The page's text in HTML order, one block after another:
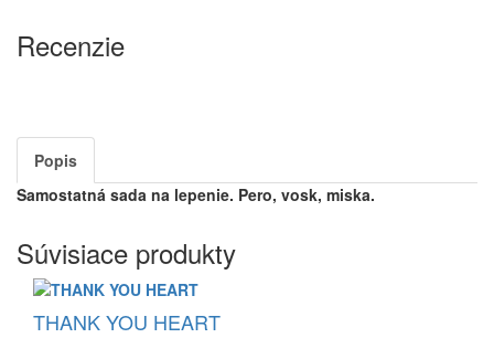
Recenzie
Popis
Samostatná sada na lepenie. Pero, vosk, miska.
Súvisiace produkty
THANK YOU HEART